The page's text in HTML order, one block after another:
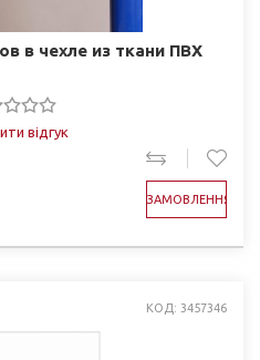
в чехле из ткани ПВХ
відгук
ЗАМОВЛЕННЯ
КОД: 3457346